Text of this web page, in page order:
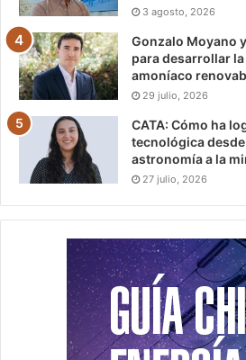
3 agosto, 2026
Gonzalo Moyano
para desarrollar
amoníaco
29 julio, 2026
CATA: Cómo ha
tecnológica
astronomía a la
27 julio, 2026